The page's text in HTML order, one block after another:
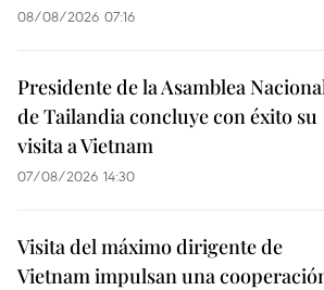
08/08/2026 07:16
Presidente de la Asamblea
de Tailandia concluye con éxito su
visita a Vietnam
07/08/2026 14:30
Visita del máximo dirigente de
Vietnam impulsan una